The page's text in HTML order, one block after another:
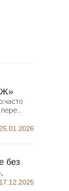
25.01.2026
без
17.12.2025